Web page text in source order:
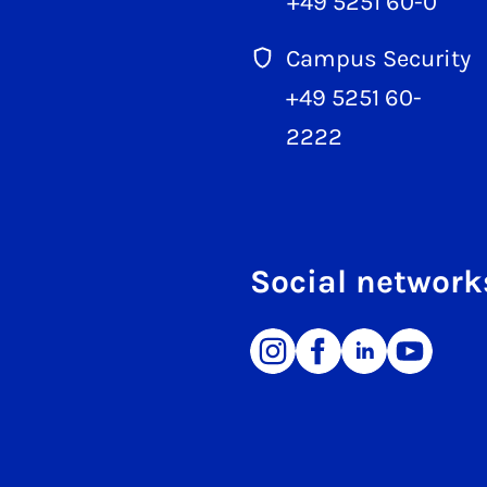
Campus Security
+49 5251 60-
2222
Social